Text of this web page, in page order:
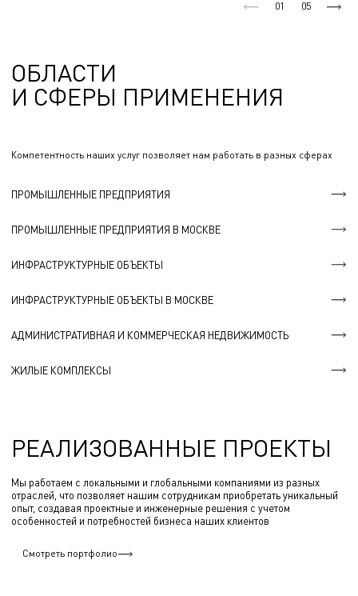
01 05
ОБЛАСТИ
И СФЕРЫ ПРИМЕНЕНИЯ
Компетентность наших услуг позволяет нам работать в разных сферах
ПРОМЫШЛЕННЫЕ ПРЕДПРИЯТИЯ
ПРОМЫШЛЕННЫЕ ПРЕДПРИЯТИЯ В МОСКВЕ
ИНФРАСТРУКТУРНЫЕ ОБЪЕКТЫ
ИНФРАСТРУКТУРНЫЕ ОБЪЕКТЫ В МОСКВЕ
АДМИНИСТРАТИВНАЯ И КОММЕРЧЕСКАЯ НЕДВИЖИМОСТЬ
ЖИЛЫЕ КОМПЛЕКСЫ
РЕАЛИЗОВАННЫЕ ПРОЕКТЫ
Мы работаем с локальными и глобальными компаниями из разных
отраслей, что позволяет нашим сотрудникам приобретать уникальный
опыт, создавая проектные и инженерные решения с учетом
особенностей и потребностей бизнеса наших клиентов
Смотреть портфолио